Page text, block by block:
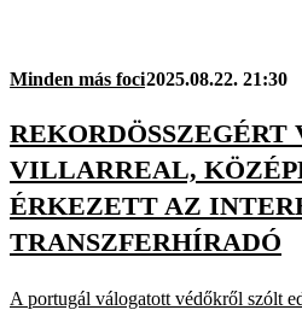
Minden más foci2025.08.22. 21:30
VILLARREAL,
ÉRKEZETT AZ
TRANSZFERHÍRADÓ
A portugál válogatott védőkről szólt